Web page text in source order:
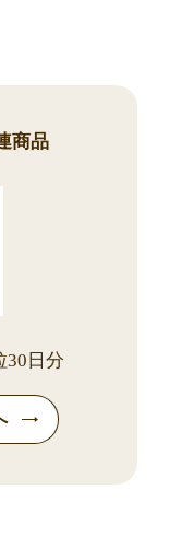
商品
30日分